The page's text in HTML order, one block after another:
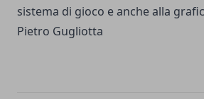
sistema di gioco e anche alla
Pietro Gugliotta